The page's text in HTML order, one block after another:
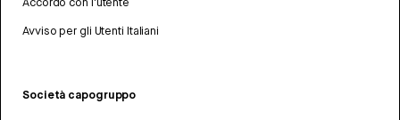
Avviso per gli Utenti Italiani
Società capogruppo